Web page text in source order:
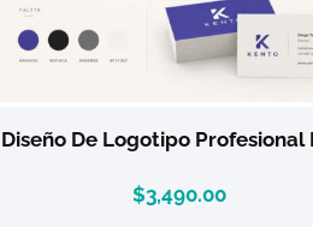
Diseño De Logotipo Profesional
$3,490.00